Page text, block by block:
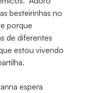
besteirinhas no
porque
de diferentes
estou vivendo
espera